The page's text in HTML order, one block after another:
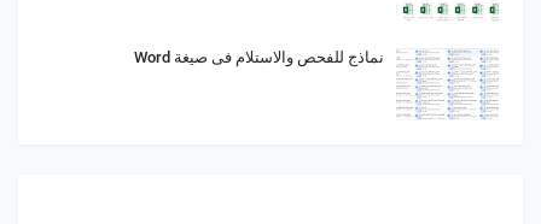
نماذج للفحص والاستلام فى صيغة Word